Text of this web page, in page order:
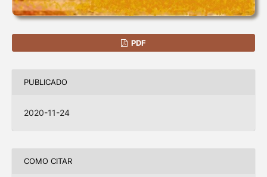
PDF
PUBLICADO
2020-11-24
COMO CITAR